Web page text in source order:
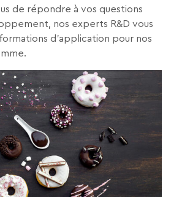
de répondre à vos questions
nos experts R&D vous
d’application pour nos